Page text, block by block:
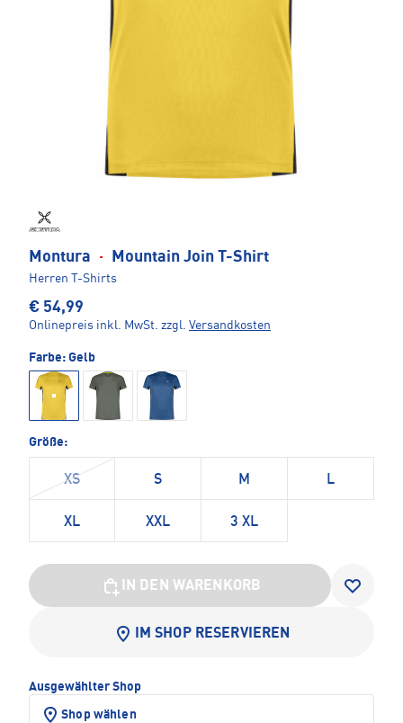
Montura · Mountain Join T-Shirt
Herren T-Shirts
€ 54,99
Onlinepreis inkl. MwSt. zzgl. Versandkosten
Farbe: Gelb
Größe:
XS S M L
XL XXL 3 XL
IN DEN WARENKORB
IM SHOP RESERVIEREN
Ausgewählter Shop
Shop wählen